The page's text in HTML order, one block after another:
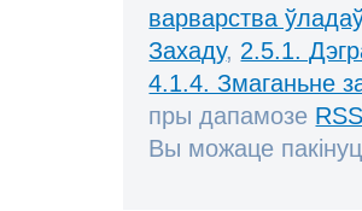
варварства ўладаў
Захаду, 2.5.1.
4.1.4. Змаганьне
пры дапамозе
Вы можаце